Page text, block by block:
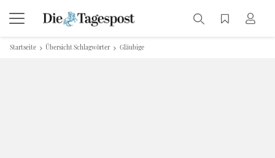
Startseite Übersicht Schlagwörter Gläubige